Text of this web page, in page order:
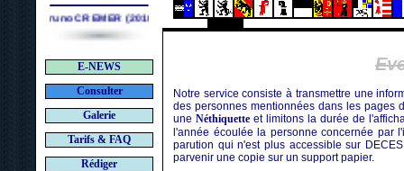
Bruno CREMER (2010)
E-NEWS
Consulter
Galerie
Tarifs & FAQ
Rédiger
Notre service consiste à transmettre une
des personnes mentionnées dans les pages
uneNéthiquette et limitons la durée de
l'année écoulée la personne concernée par
parution qui n'est plus accessible sur
parvenir une copie sur un support papier.